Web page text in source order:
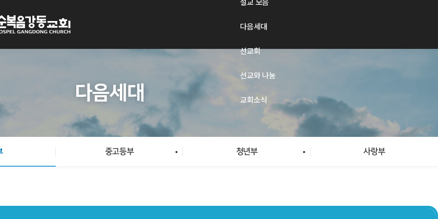
설교 모음
다음세대
선교회
선교와 나눔
교회소식
다음세대
중고등부 청년부 사랑부
비밀번호 입력
닫기